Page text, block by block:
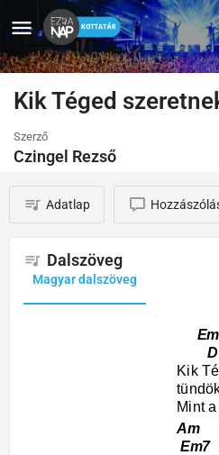
Kik Téged
Szerző
Czingel Rezső
Adatlap
Dalszöveg
Magyar dalszöveg
D
Kik
Mint
Am
Em7